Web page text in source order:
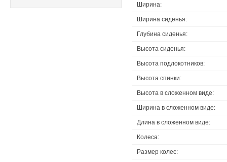
Ширина:
Ширина сиденья:
Глубина сиденья:
Высота сиденья:
Высота подлокотников:
Высота спинки:
Высота в сложенном виде:
Ширина в сложенном виде:
Длина в сложенном виде:
Колеса:
Размер колес: